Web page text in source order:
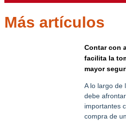
Más artículos
Contar con
facilita la
mayor
A lo largo de
debe
importantes
compra de